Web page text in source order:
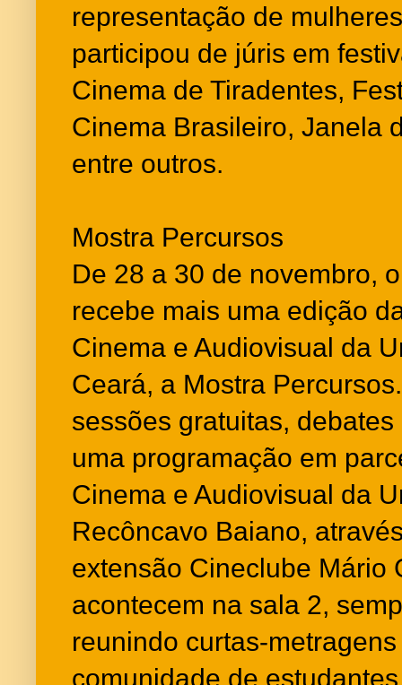
representação de
participou de júris em
Cinema de Tiradentes,
Cinema Brasileiro, Janela
entre outros.
Mostra Percursos
De 28 a 30 de novembro,
recebe mais uma edição
Cinema e Audiovisual da
Ceará, a Mostra
sessões gratuitas,
uma programação em
Cinema e Audiovisual da
Recôncavo Baiano,
extensão Cineclube Mário
acontecem na sala 2,
reunindo curtas-
comunidade de